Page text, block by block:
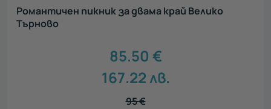
Романтичен пикник за двама край Велико
Търново
85.50 €
167.22лв.
95€